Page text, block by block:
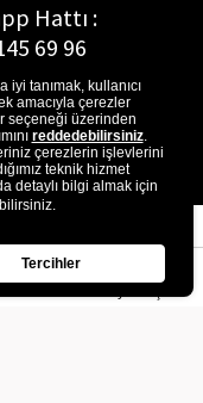
Hattı :
69 96
:
iyi tanımak, kullanıcı
amacıyla çerezler
seçeneği üzerinden
reddedebilirsiniz.
çerezlerin işlevlerini
teknik hizmet
detaylı bilgi almak için
Tercihler